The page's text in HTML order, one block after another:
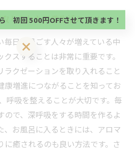
り入れた日常生活のコツ
毎日を過ごす人々が増えている中
スすることは非常に重要です。
ラクゼーションを取り入れること
康増進につながることを知ってお
呼吸を整えることが大切です。毎
ので、深呼吸をする時間を作るよ
、お風呂に入るときには、アロマ
に癒されるのも良い方法です。さ
て頂きます。 既に 追加済の
数ですが、✖印でお閉じ下さ
初回 500円OFFさせて頂きます！
初回 500円OFFさせて頂きます！